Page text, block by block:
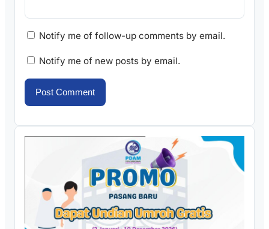
Notify me of follow-up comments by email.
Notify me of new posts by email.